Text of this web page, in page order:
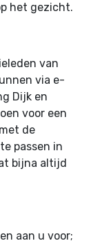
het gezicht.
van
via e-
Dijk en
voor een
de
passen in
bijna altijd
aan u voor;